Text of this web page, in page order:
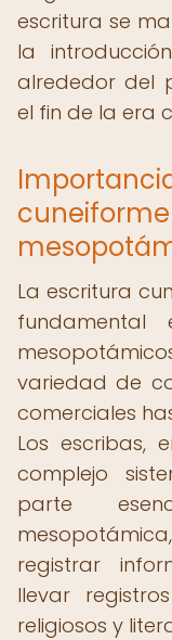
escritura se
la
alrededor del
el fin de la era
La escritura
variedad de
comerciales
Los escribas,
complejo
parte
registrar
llevar
religiosos y